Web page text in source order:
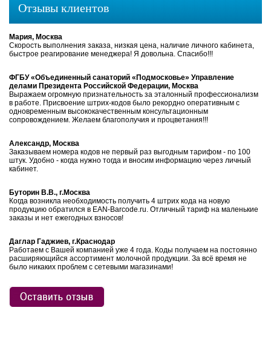
Отзывы клиентов
Мария, Москва
Скорость выполнения заказа, низкая цена, наличие личного кабинета,
быстрое реагирование менеджера! Я довольна. Спасибо!!!
ФГБУ «Объединенный санаторий «Подмосковье» Управление
делами Президента Российской Федерации, Москва
Выражаем огромную признательность за эталонный профессионализм
в работе. Присвоение штрих-кодов было рекордно оперативным с
одновременным высококачественным консультационным
сопровождением. Желаем благополучия и процветания!!!
Александр, Москва
Заказываем номера кодов не первый раз выгодным тарифом - по 100
штук. Удобно - когда нужно тогда и вносим информацию через личный
кабинет.
Буторин В.В., г.Москва
Когда возникла необходимость получить 4 штрих кода на новую
продукцию обратился в EAN-Barcode.ru. Отличный тариф на маленькие
заказы и нет ежегодных взносов!
Даглар Гаджиев, г.Краснодар
Работаем с Вашей компанией уже 4 года. Коды получаем на постоянно
расширяющийся ассортимент молочной продукции. За всё время не
было никаких проблем с сетевыми магазинами!